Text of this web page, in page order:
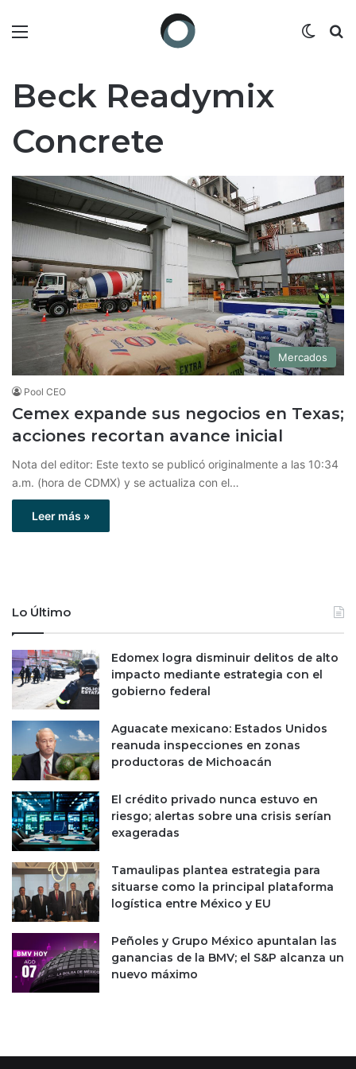
Beck Readymix
Concrete
Mercados
Pool CEO
Cemex expande sus negocios en Texas;
acciones recortan avance inicial
Nota del editor: Este texto se publicó originalmente a las 10:34
a.m. (hora de CDMX) y se actualiza con el…
Leer más »
Lo Último
Edomex logra disminuir delitos de alto
impacto mediante estrategia con el
gobierno federal
Aguacate mexicano: Estados Unidos
reanuda inspecciones en zonas
productoras de Michoacán
El crédito privado nunca estuvo en
riesgo; alertas sobre una crisis serían
exageradas
Tamaulipas plantea estrategia para
situarse como la principal plataforma
logística entre México y EU
Peñoles y Grupo México apuntalan las
ganancias de la BMV; el S&P alcanza un
nuevo máximo